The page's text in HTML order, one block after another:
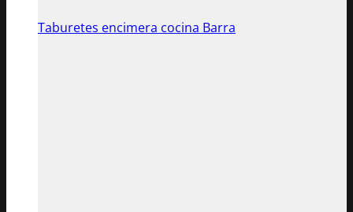
Taburetes encimera cocina Barra